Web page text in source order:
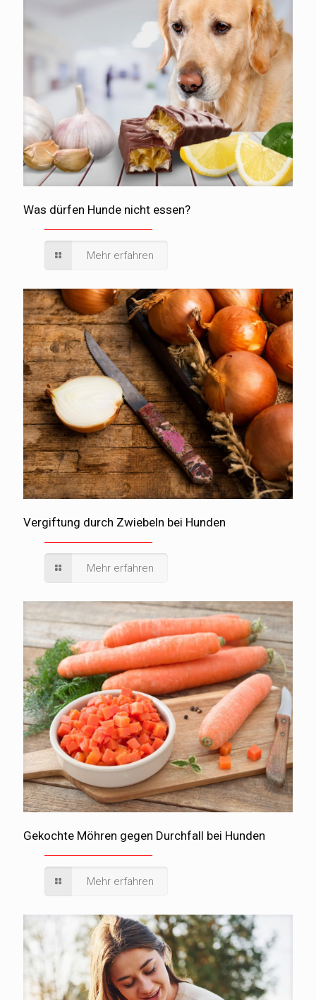
Was dürfen Hunde nicht essen?
Mehr erfahren
Vergiftung durch Zwiebeln bei Hunden
Mehr erfahren
Gekochte Möhren gegen Durchfall bei Hunden
Mehr erfahren